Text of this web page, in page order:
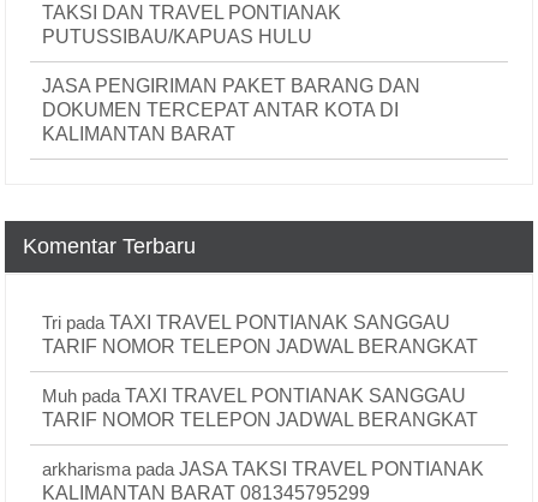
TAKSI DAN TRAVEL PONTIANAK
PUTUSSIBAU/KAPUAS HULU
JASA PENGIRIMAN PAKET BARANG DAN
DOKUMEN TERCEPAT ANTAR KOTA DI
KALIMANTAN BARAT
Komentar Terbaru
Tri padaTAXI TRAVEL PONTIANAK SANGGAU
TARIF NOMOR TELEPON JADWAL BERANGKAT
Muh padaTAXI TRAVEL PONTIANAK SANGGAU
TARIF NOMOR TELEPON JADWAL BERANGKAT
arkharisma padaJASA TAKSI TRAVEL PONTIANAK
KALIMANTAN BARAT 081345795299